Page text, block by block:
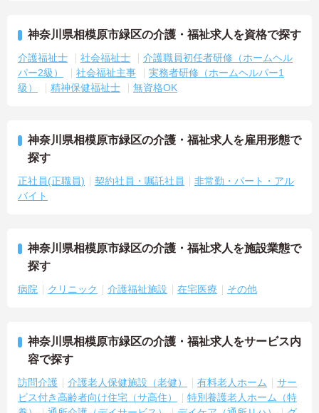
神奈川県相模原市緑区の介護・福祉求人を資格で探す
介護福祉士 社会福祉士
介護職員初任者研修（ホームヘル
パー2級）
社会福祉主事
実務者研修（ホームヘルパー1
級）
精神保健福祉士 無資格OK
神奈川県相模原市緑区の介護・福祉求人を雇用形態で
探す
正社員(正職員) 契約社員・嘱託社員
非常勤・パート・アル
バイト
神奈川県相模原市緑区の介護・福祉求人を施設業態で
探す
病院 クリニック 介護福祉施設 在宅医療 その他
神奈川県相模原市緑区の介護・福祉求人をサービス内
容で探す
訪問介護 介護老人保健施設（老健） 有料老人ホーム
サー
ビス付き高齢者向け住宅（サ高住）
特別養護老人ホーム（特